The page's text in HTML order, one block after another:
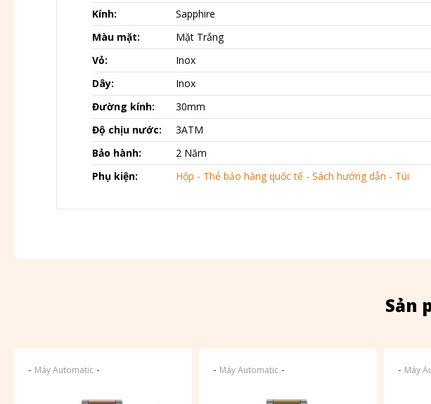
Kính:
Sapphire
Màu mặt:
Mặt Trắng
Vỏ:
Inox
Dây:
Inox
Đường kính:
30mm
Độ chịu nước:
3ATM
Bảo hành:
2 Năm
Phụ kiện:
Hộp - Thẻ bảo hàng quốc tế - Sách hướng dẫn - Túi
Sản
- Máy Automatic - - Máy Automatic- - Máy